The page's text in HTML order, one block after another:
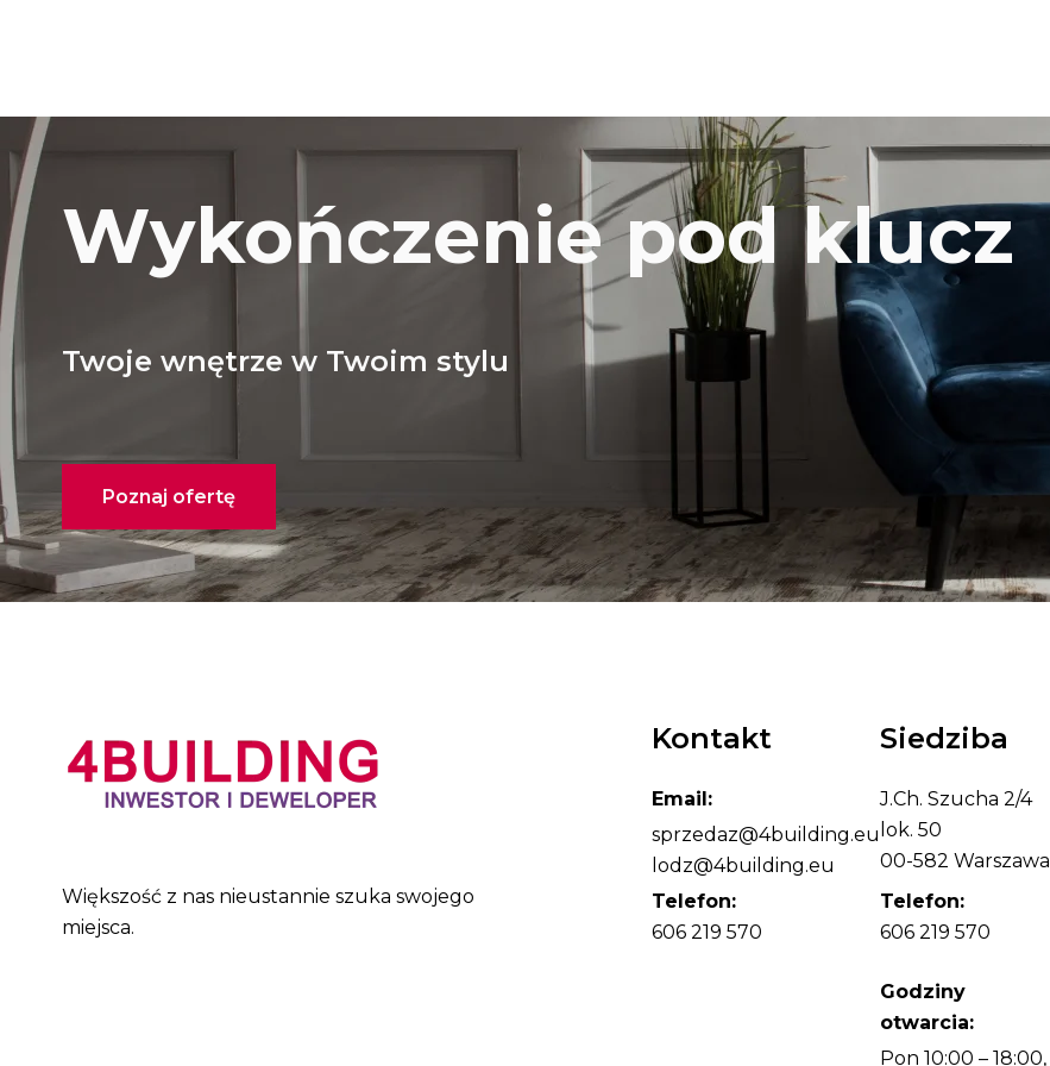
Wykończenie pod klucz
Twoje wnętrze w Twoim stylu
Poznaj ofertę
Większość z nas nieustannie szuka swojego
miejsca.
Kontakt
Email:
sprzedaz@4building.eu
lodz@4building.eu
Telefon:
606 219 570
Siedziba
J.Ch. Szucha 2/4
lok. 50
00-582 Warszawa
Telefon:
606 219 570
Godziny
otwarcia:
Pon 10:00 – 18:00,